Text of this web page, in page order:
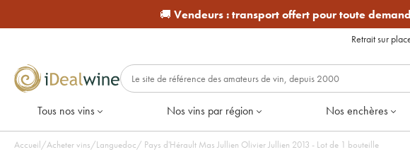
🚚 Vendeurs :transport offert pour toute
Retrait sur
Tous nos vins Nos vins par région Nos enchères
Accueil/Acheter vins/Languedoc/ Pays d'Hérault Mas Jullien Olivier Jullien 2013 - Lot de 1 bouteille